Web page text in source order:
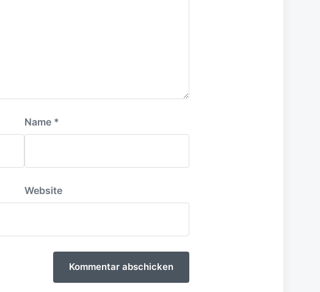
Name *
Website